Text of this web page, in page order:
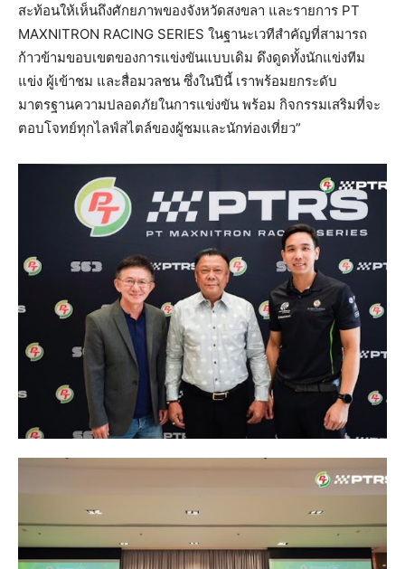
สะท้อนให้เห็นถึงศักยภาพของจังหวัดสงขลา และรายการ PT
MAXNITRON RACING SERIES ในฐานะเวทีสำคัญที่สามารถ
ก้าวข้ามขอบเขตของการแข่งขันแบบเดิม ดึงดูดทั้งนักแข่งทีม
แข่ง ผู้เข้าชม และสื่อมวลชน ซึ่งในปีนี้ เราพร้อมยกระดับ
มาตรฐานความปลอดภัยในการแข่งขัน พร้อม กิจกรรมเสริมที่จะ
ตอบโจทย์ทุกไลฟ์สไตล์ของผู้ชมและนักท่องเที่ยว”